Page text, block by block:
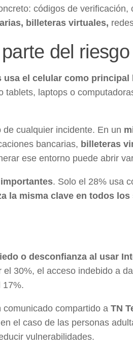
códigos de verificación,
billeteras virtuales,
del riesgo
usa el celular como principal
laptops o
cualquier incidente. En un
bancarias, billeteras
ese entorno puede abrir
. Solo el 28% usa
la misma clave en todos
o desconfianza al usar
30%, el acceso indebido a
17%.
compartido a TN
el caso de las personas
vulnerabilidades.